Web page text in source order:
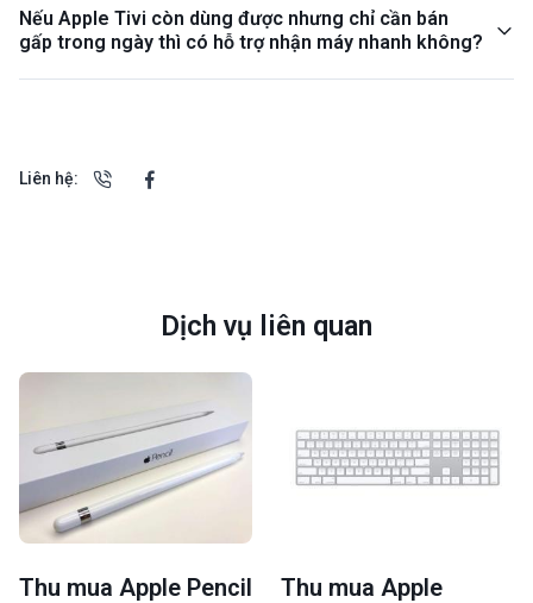
Nếu Apple Tivi còn dùng được nhưng chỉ cần bán
gấp trong ngày thì có hỗ trợ nhận máy nhanh không?
Liên hệ:
Dịch vụ liên quan
Thu mua Apple Pencil
Thu mua Apple